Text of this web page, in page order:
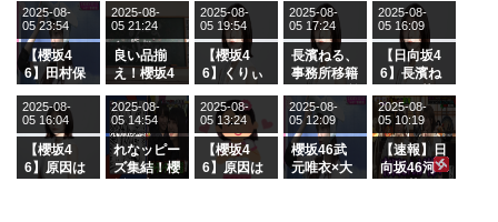
【櫻坂4
6】田村保
ージを脱い
でいた理由
2025-08-
05 23:54
良い品揃
え！櫻坂4
グル『Mak
e or Brea
k』オフィ
シャルグッ
ズ絶賛販売
2025-08-
05 21:24
【櫻坂4
6】くりぃ
の2人を手
玉に取る大
沼晶保【く
りぃむナン
タラ】
2025-08-
05 19:54
長濱ねる、
事務所移籍
属を発表
2025-08-
05 17:24
【日向坂4
6】長濱ね
ら移籍しフ
ラーム所属
に。これで
事務所に所
属している
2025-08-
05 16:09
【櫻坂4
6】原因は
2025-08-
05 16:04
れなッピー
ズ集結！櫻
2025-08-
05 14:54
【櫻坂4
6】原因は
2025-08-
05 13:24
櫻坂46武
元唯衣×大
2025-08-
05 12:09
【速報】日
向坂46河
2025-08-
05 10:19